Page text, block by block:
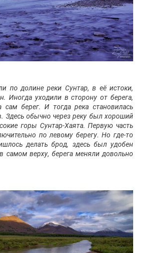
по долине реки Сунтар, в её истоки,
Иногда уходили в сторону от берега,
сам берег. И тогда река становилась
Здесь обычно через реку был хороший
горы Сунтар-Хаята. Первую часть
по левому берегу. Но где-то
делать брод, здесь был удобен
самом верху, берега меняли довольно